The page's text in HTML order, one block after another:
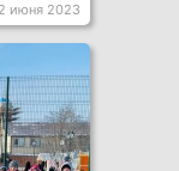
июня 2023